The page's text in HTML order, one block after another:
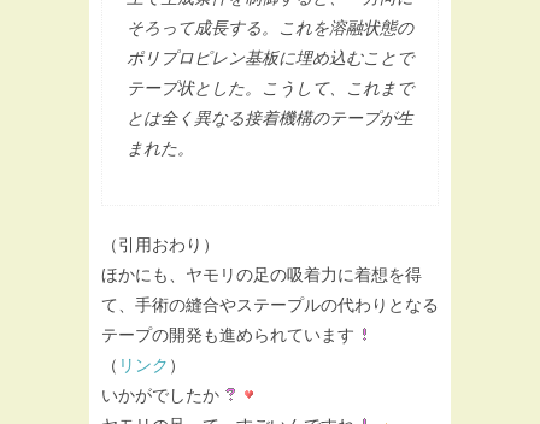
そろって成長する。これを溶融状態の
ポリプロピレン基板に埋め込むことで
テープ状とした。こうして、これまで
とは全く異なる接着機構のテープが生
まれた。
（引用おわり）
ほかにも、ヤモリの足の吸着力に着想を得
て、手術の縫合やステープルの代わりとなる
テープの開発も進められています
（ リンク ）
いかがでしたか